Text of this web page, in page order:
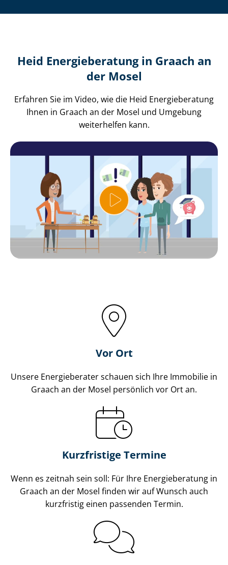
Heid Energieberatung in Graach an
der Mosel
Erfahren Sie im Video, wie die Heid Energieberatung
Ihnen in Graach an der Mosel und Umgebung
weiterhelfen kann.
Vor Ort
Unsere Energieberater schauen sich Ihre Immobilie in
Graach an der Mosel persönlich vor Ort an.
Kurzfristige Termine
Wenn es zeitnah sein soll: Für Ihre Energieberatung in
Graach an der Mosel finden wir auf Wunsch auch
kurzfristig einen passenden Termin.